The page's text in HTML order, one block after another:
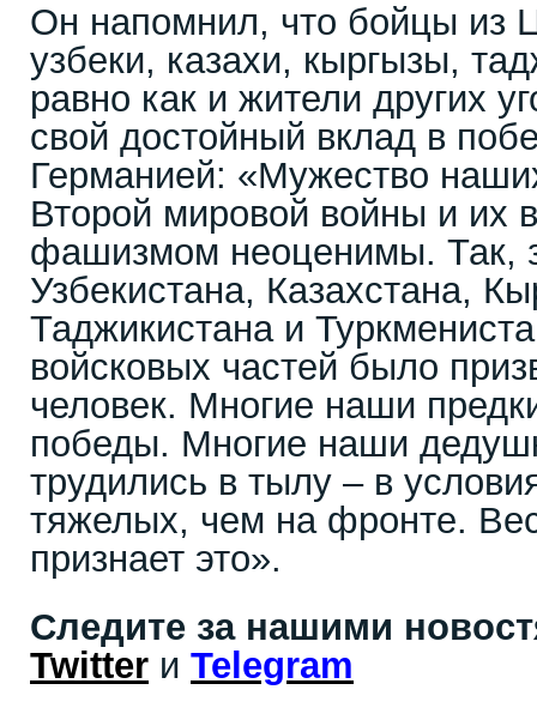
Он напомнил, что бойцы из
узбеки, казахи, кыргызы,
равно как и жители других
свой достойный вклад в
Германией: «Мужество
Второй мировой войны и их
фашизмом неоценимы. Так,
Узбекистана, Казахстана,
Таджикистана и
войсковых частей было
человек. Многие наши
победы. Многие наши
трудились в тылу – в
тяжелых, чем на фронте.
признает это».
Следите за нашими
Twitter и Telegram